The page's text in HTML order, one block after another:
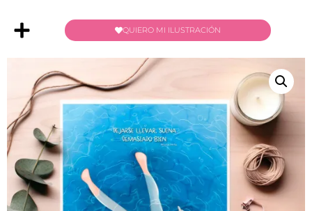
QUIERO MI ILUSTRACIÓN